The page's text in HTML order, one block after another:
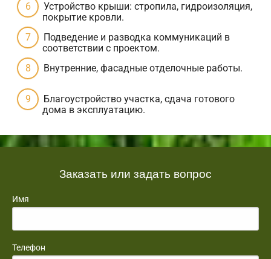
Устройство крыши: стропила, гидроизоляция,
покрытие кровли.
Подведение и разводка коммуникаций в
соответствии с проектом.
Внутренние, фасадные отделочные работы.
Благоустройство участка, сдача готового
дома в эксплуатацию.
Заказать или задать вопрос
Имя
Телефон